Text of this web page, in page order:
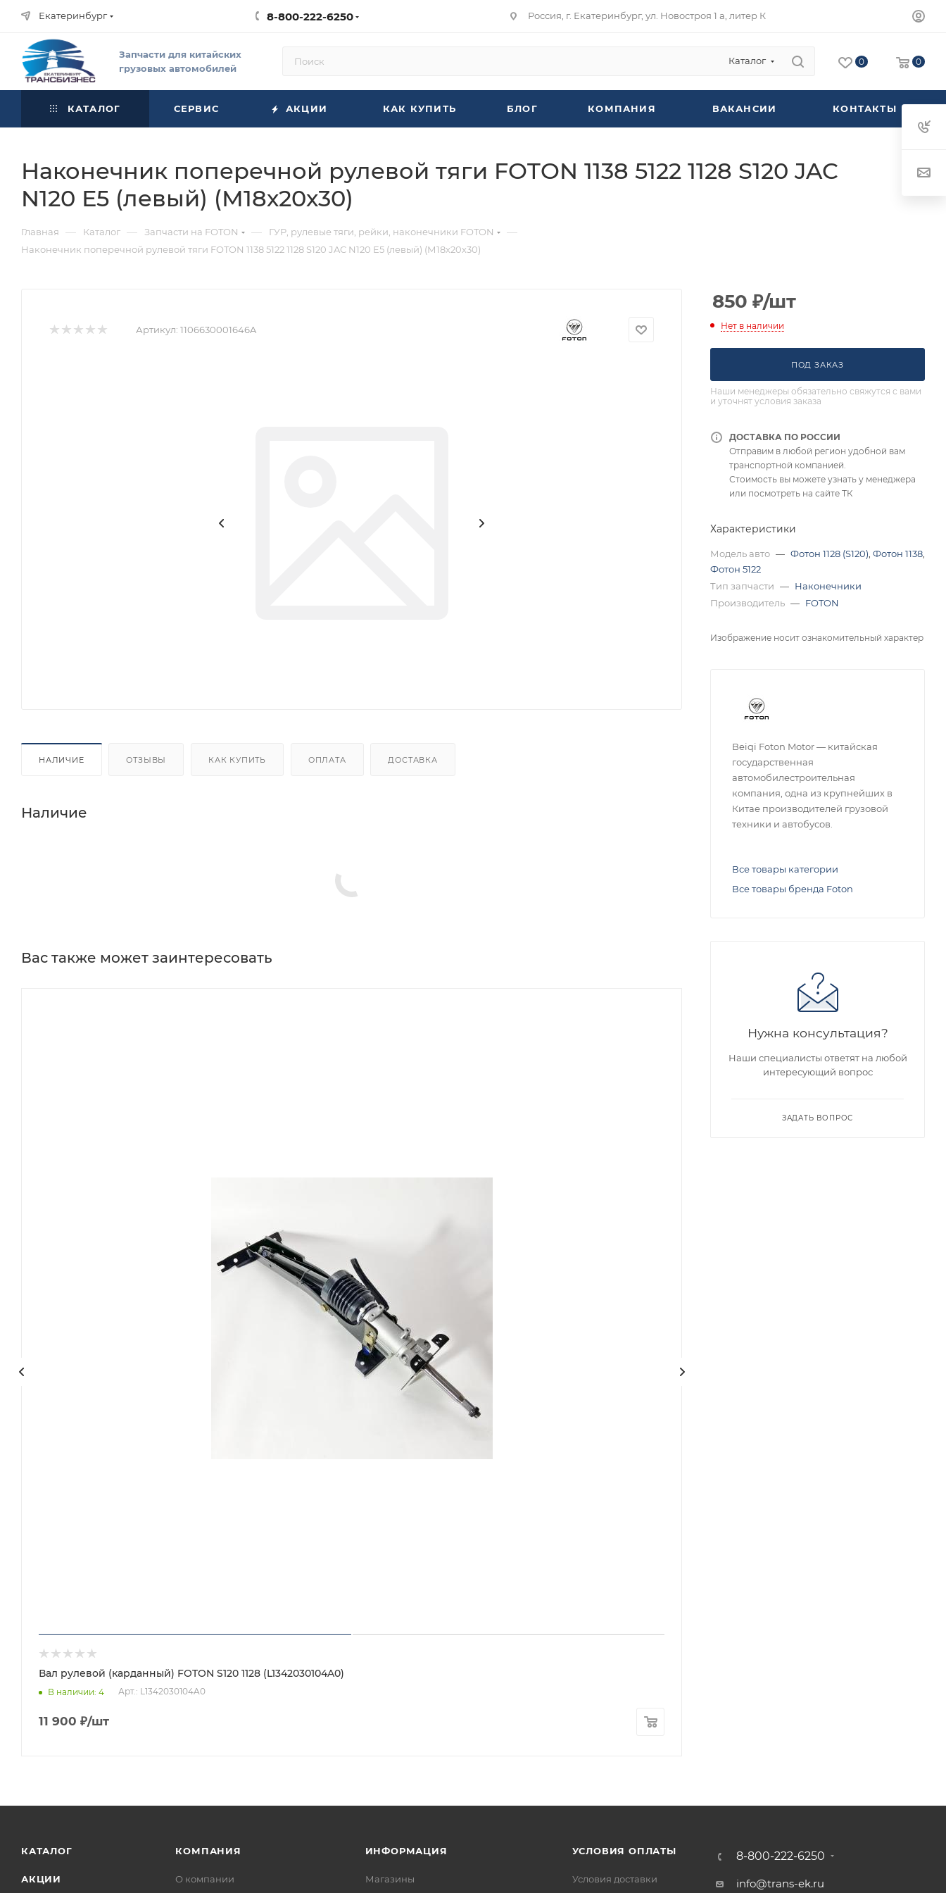
Екатеринбург 8-800-222-6250 Россия, г. Екатеринбург, ул. Новостроя 1 а, литер К
Запчасти для китайских
грузовых автомобилей
Каталог 0 0
КАТАЛОГ СЕРВИС АКЦИИ КАК КУПИТЬ БЛОГ КОМПАНИЯ ВАКАНСИИ КОНТАКТЫ
Наконечник поперечной рулевой тяги FOTON 1138 5122 1128 S120 JAC
N120 Е5 (левый) (М18х20х30)
Главная — Каталог — Запчасти на FOTON — ГУР, рулевые тяги, рейки, наконечники FOTON —
Наконечник поперечной рулевой тяги FOTON 1138 5122 1128 S120 JAC N120 Е5 (левый) (М18х20х30)
Артикул: 1106630001646A
НАЛИЧИЕ ОТЗЫВЫ КАК КУПИТЬ ОПЛАТА ДОСТАВКА
Наличие
Вас также может заинтересовать
Вал рулевой (карданный) FOTON S120 1128 (L1342030104A0)
В наличии: 4 Арт.: L1342030104A0
11 900 ₽/шт
850 ₽/шт
Нет в наличии
ПОД ЗАКАЗ
Наши менеджеры обязательно свяжутся с вами
и уточнят условия заказа
ДОСТАВКА ПО РОССИИ
Отправим в любой регион удобной вам
транспортной компанией.
Стоимость вы можете узнать у менеджера
или посмотреть на сайте ТК
Характеристики
Модель авто — Фотон 1128 (S120) Фотон 1138
Фотон 5122
Тип запчасти — Наконечники
Производитель — FOTON
Изображение носит ознакомительный характер
Beiqi Foton Motor — китайская
государственная
автомобилестроительная
компания, одна из крупнейших в
Китае производителей грузовой
техники и автобусов.
Все товары категории
Все товары бренда Foton
Нужна консультация?
Наши специалисты ответят на любой
интересующий вопрос
ЗАДАТЬ ВОПРОС
КАТАЛОГ
АКЦИИ
КОМПАНИЯ
О компании
ИНФОРМАЦИЯ
Магазины
УСЛОВИЯ ОПЛАТЫ
Условия доставки
8-800-222-6250
info@trans-ek.ru